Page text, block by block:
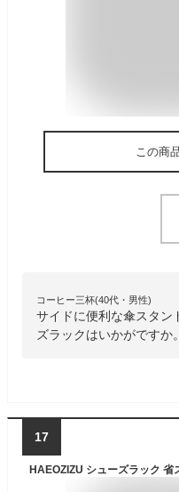
この商
コーヒー三杯(40代・男性)
サイドに便利な傘スタン
ズラックはいかがですか
17